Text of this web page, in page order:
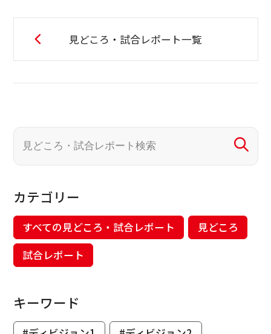
見どころ・試合レポート一覧
カテゴリー
すべての見どころ・試合レポート
見どころ
試合レポート
キーワード